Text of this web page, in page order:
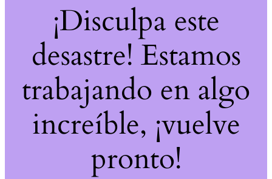
¡Disculpa este
desastre! Estamos
trabajando en algo
increíble, ¡vuelve
pronto!